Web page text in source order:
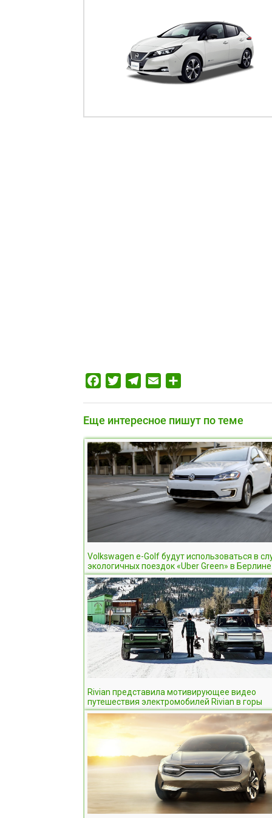
FacebookTwitterTelegram
Email
Еще интересное пишут по теме
Volkswagen e-Golf будут использоваться в
экологичных поездок «Uber Green» в Берлине
Rivian представила мотивирующее видео
путешествия электромобилей Rivian в горы